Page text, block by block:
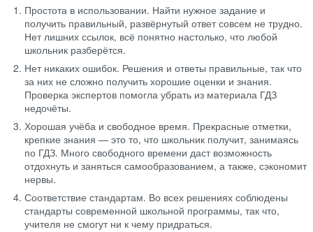
Простота в использовании. Найти нужное задание и
получить правильный, развёрнутый ответ совсем не трудно.
Нет лишних ссылок, всё понятно настолько, что любой
школьник разберётся.
Нет никаких ошибок. Решения и ответы правильные, так что
за них не сложно получить хорошие оценки и знания.
Проверка экспертов помогла убрать из материала ГДЗ
недочёты.
Хорошая учёба и свободное время. Прекрасные отметки,
крепкие знания — это то, что школьник получит, занимаясь
по ГДЗ. Много свободного времени даст возможность
отдохнуть и заняться самообразованием, а также, сэкономит
нервы.
Соответствие стандартам. Во всех решениях соблюдены
стандарты современной школьной программы, так что,
учителя не смогут ни к чему придраться.